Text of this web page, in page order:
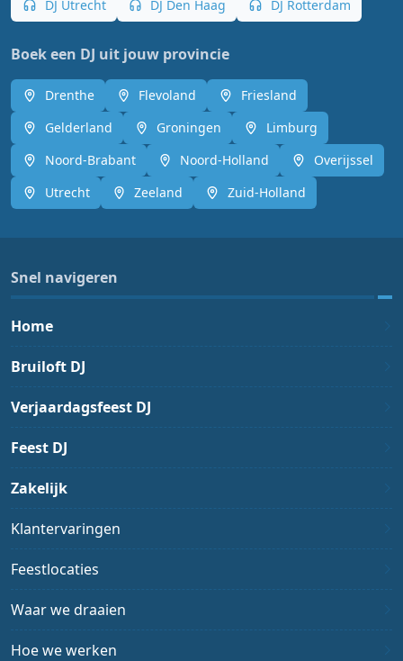
DJ Utrecht
DJ Den Haag DJ Rotterdam
Boek een DJ uit jouw provincie
Drenthe Flevoland
Friesland
Gelderland
Groningen
Limburg
Noord-Brabant
Noord-Holland
Overijssel
Utrecht
Zeeland Zuid-Holland
Snel navigeren
Home
Bruiloft DJ
Verjaardagsfeest DJ
Feest DJ
Zakelijk
Klantervaringen
Feestlocaties
Waar we draaien
Hoe we werken